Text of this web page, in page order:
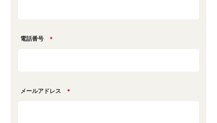
電話番号 ＊
メールアドレス ＊